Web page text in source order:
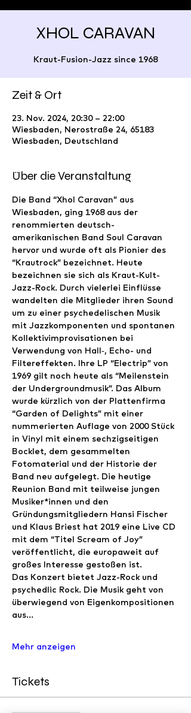
XHOL CARAVAN
Kraut-Fusion-Jazz since 1968
Zeit & Ort
23. Nov. 2024, 20:30 – 22:00
Wiesbaden, Nerostraße 24, 65183
Wiesbaden, Deutschland
Über die Veranstaltung
Die Band “Xhol Caravan” aus
Wiesbaden, ging 1968 aus der
renommierten deutsch-
amerikanischen Band Soul Caravan
hervor und wurde oft als Pionier des
“Krautrock” bezeichnet. Heute
bezeichnen sie sich als Kraut-Kult-
Jazz-Rock. Durch vielerlei Einflüsse
wandelten die Mitglieder ihren Sound
um zu einer psychedelischen Musik
mit Jazzkomponenten und spontanen
Kollektivimprovisationen bei
Verwendung von Hall‑, Echo- und
Filtereffekten. Ihre LP “Electrip” von
1969 gilt noch heute als “Meilenstein
der Undergroundmusik”. Das Album
wurde kürzlich von der Plattenfirma
“Garden of Delights” mit einer
nummerierten Auflage von 2000 Stück
in Vinyl mit einem sechzigseitigen
Bocklet, dem gesammelten
Fotomaterial und der Historie der
Band neu aufgelegt. Die heutige
Reunion Band mit teilweise jungen
Musiker*innen und den
Gründungsmitgliedern Hansi Fischer
und Klaus Briest hat 2019 eine Live CD
mit dem “Titel Scream of Joy”
veröffentlicht, die europaweit auf
großes Interesse gestoßen ist.
Das Konzert bietet Jazz-Rock und
psychedlic Rock. Die Musik geht von
überwiegend von Eigenkompositionen
aus…
Mehr anzeigen
Tickets